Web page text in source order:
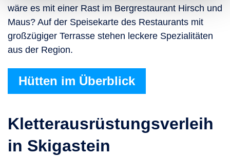
wäre es mit einer Rast im Bergrestaurant Hirsch und
Maus? Auf der Speisekarte des Restaurants mit
großzügiger Terrasse stehen leckere Spezialitäten
aus der Region.
Hütten im Überblick
Kletterausrüstungsverleih
in Skigastein